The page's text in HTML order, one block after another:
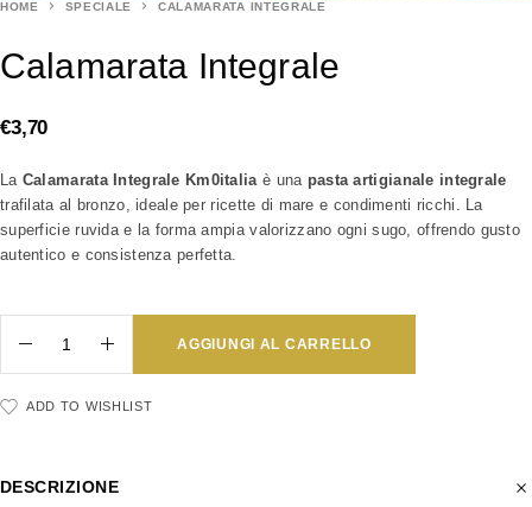
HOME SPECIALE CALAMARATA INTEGRALE
Calamarata Integrale
€3,70
La Calamarata Integrale Km0italia è una pasta artigianale integrale
trafilata al bronzo, ideale per ricette di mare e condimenti ricchi. La
superficie ruvida e la forma ampia valorizzano ogni sugo, offrendo gusto
autentico e consistenza perfetta.
AGGIUNGI AL CARRELLO
ADD TO WISHLIST
DESCRIZIONE